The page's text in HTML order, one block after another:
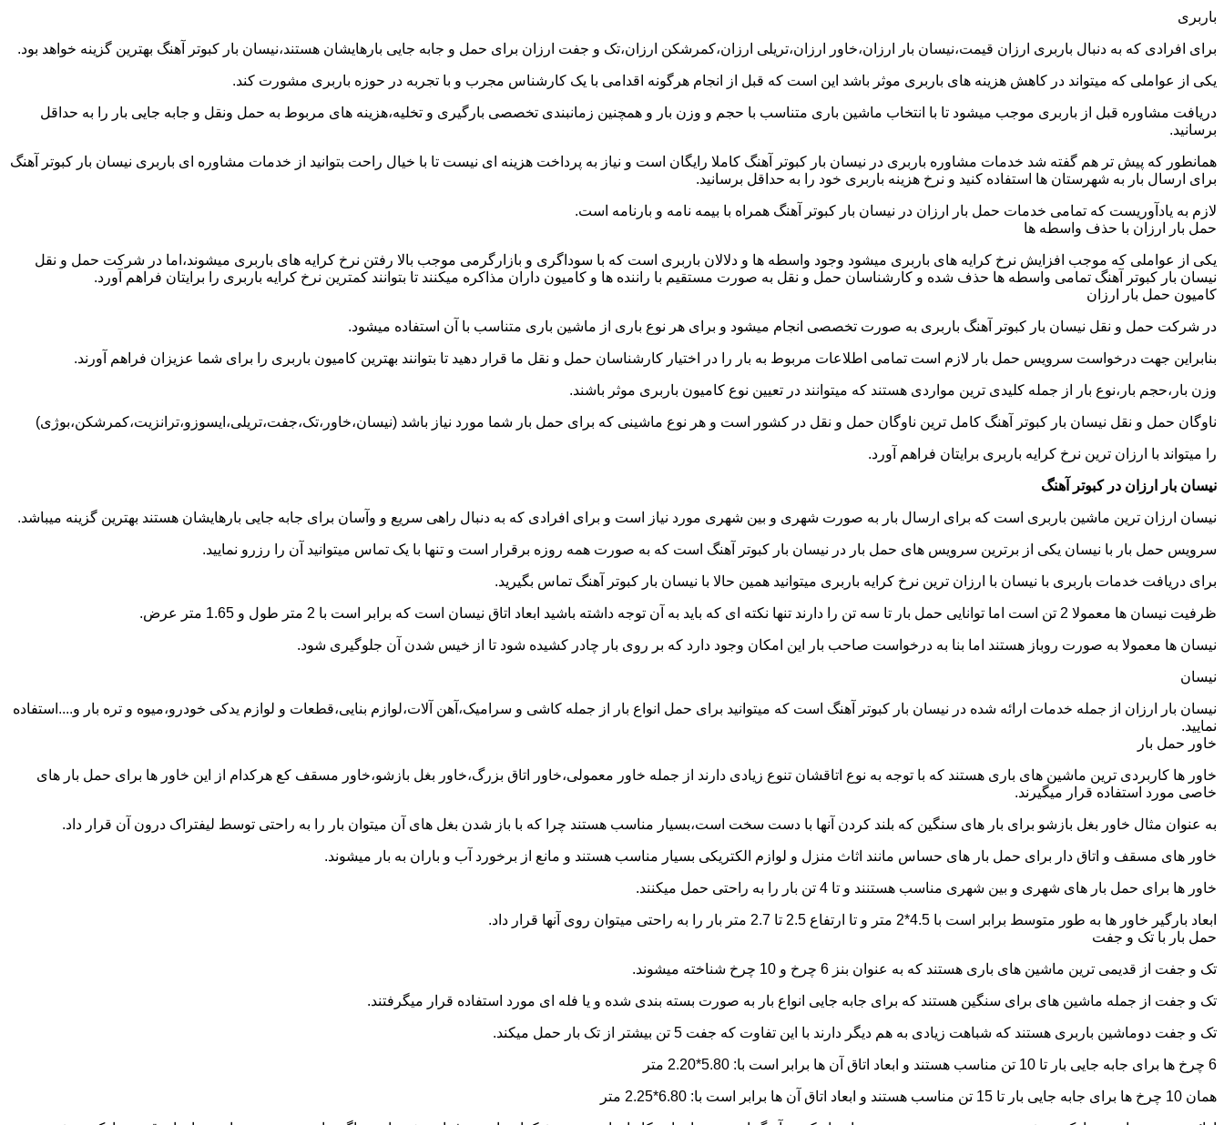
باربری
برای افرادی که به دنبال باربری ارزان قیمت،نیسان بار ارزان،خاور ارزان،تریلی ارزان،کمرشکن ارزان،تک و جفت ارزان برای حمل و جابه جایی بارهایشان هستند،نیسان بار کبوتر آهنگ بهترین گزینه خواهد بود.
یکی از عواملی که میتواند در کاهش هزینه های باربری موثر باشد این است که قبل از انجام هرگونه اقدامی با یک کارشناس مجرب و با تجربه در حوزه باربری مشورت کند.
دریافت مشاوره قبل از باربری موجب میشود تا با انتخاب ماشین باری متناسب با حجم و وزن بار و همچنین زمانبندی تخصصی بارگیری و تخلیه،هزینه های مربوط به حمل ونقل و جابه جایی بار را به حداقل
برسانید.
همانطور که پیش تر هم گفته شد خدمات مشاوره باربری در نیسان بار کبوتر آهنگ کاملا رایگان است و نیاز به پرداخت هزینه ای نیست تا با خیال راحت بتوانید از خدمات مشاوره ای باربری نیسان بار کبوتر آهنگ
برای ارسال بار به شهرستان ها استفاده کنید و نرخ هزینه باربری خود را به حداقل برسانید.
لازم به یادآوریست که تمامی خدمات حمل بار ارزان در نیسان بار کبوتر آهنگ همراه با بیمه نامه و بارنامه است.
حمل بار ارزان با حذف واسطه ها
یکی از عواملی که موجب افزایش نرخ کرایه های باربری میشود وجود واسطه ها و دلالان باربری است که با سوداگری و بازارگرمی موجب بالا رفتن نرخ کرایه های باربری میشوند،اما در شرکت حمل و نقل
نیسان بار کبوتر آهنگ تمامی واسطه ها حذف شده و کارشناسان حمل و نقل به صورت مستقیم با راننده ها و کامیون داران مذاکره میکنند تا بتوانند کمترین نرخ کرایه باربری را برایتان فراهم آورد.
کامیون حمل بار ارزان
در شرکت حمل و نقل نیسان بار کبوتر آهنگ باربری به صورت تخصصی انجام میشود و برای هر نوع باری از ماشین باری متناسب با آن استفاده میشود.
بنابراین جهت درخواست سرویس حمل بار لازم است تمامی اطلاعات مربوط به بار را در اختیار کارشناسان حمل و نقل ما قرار دهید تا بتوانند بهترین کامیون باربری را برای شما عزیزان فراهم آورند.
وزن بار،حجم بار،نوع بار از جمله کلیدی ترین مواردی هستند که میتوانند در تعیین نوع کامیون باربری موثر باشند.
ناوگان حمل و نقل نیسان بار کبوتر آهنگ کامل ترین ناوگان حمل و نقل در کشور است و هر نوع ماشینی که برای حمل بار شما مورد نیاز باشد (نیسان،خاور،تک،جفت،تریلی،ایسوزو،ترانزیت،کمرشکن،بوژی)
را میتواند با ارزان ترین نرخ کرایه باربری برایتان فراهم آورد.
نیسان بار ارزان در کبوتر آهنگ
نیسان ارزان ترین ماشین باربری است که برای ارسال بار به صورت شهری و بین شهری مورد نیاز است و برای افرادی که به دنبال راهی سریع و وآسان برای جابه جایی بارهایشان هستند بهترین گزینه میباشد.
سرویس حمل بار با نیسان یکی از برترین سرویس های حمل بار در نیسان بار کبوتر آهنگ است که به صورت همه روزه برقرار است و تنها با یک تماس میتوانید آن را رزرو نمایید.
برای دریافت خدمات باربری با نیسان با ارزان ترین نرخ کرایه باربری میتوانید همین حالا با نیسان بار کبوتر آهنگ تماس بگیرید.
ظرفیت نیسان ها معمولا 2 تن است اما توانایی حمل بار تا سه تن را دارند تنها نکته ای که باید به آن توجه داشته باشید ابعاد اتاق نیسان است که برابر است با 2 متر طول و 1.65 متر عرض.
نیسان ها معمولا به صورت روباز هستند اما بنا به درخواست صاحب بار این امکان وجود دارد که بر روی بار چادر کشیده شود تا از خیس شدن آن جلوگیری شود.
نیسان
نیسان بار ارزان از جمله خدمات ارائه شده در نیسان بار کبوتر آهنگ است که میتوانید برای حمل انواع بار از جمله کاشی و سرامیک،آهن آلات،لوازم بنایی،قطعات و لوازم یدکی خودرو،میوه و تره بار و....استفاده
نمایید.
خاور حمل بار
خاور ها کاربردی ترین ماشین های باری هستند که با توجه به نوع اتاقشان تنوع زیادی دارند از جمله خاور معمولی،خاور اتاق بزرگ،خاور بغل بازشو،خاور مسقف کع هرکدام از این خاور ها برای حمل بار های
خاصی مورد استفاده قرار میگیرند.
به عنوان مثال خاور بغل بازشو برای بار های سنگین که بلند کردن آنها با دست سخت است،بسیار مناسب هستند چرا که با باز شدن بغل های آن میتوان بار را به راحتی توسط لیفتراک درون آن قرار داد.
خاور های مسقف و اتاق دار برای حمل بار های حساس مانند اثاث منزل و لوازم الکتریکی بسیار مناسب هستند و مانع از برخورد آب و باران به بار میشوند.
خاور ها برای حمل بار های شهری و بین شهری مناسب هستنند و تا 4 تن بار را به راحتی حمل میکنند.
ابعاد بارگیر خاور ها به طور متوسط برابر است با 4.5*2 متر و تا ارتفاع 2.5 تا 2.7 متر بار را به راحتی میتوان روی آنها قرار داد.
حمل بار با تک و جفت
تک و جفت از قدیمی ترین ماشین های باری هستند که به عنوان بنز 6 چرخ و 10 چرخ شناخته میشوند.
تک و جفت از جمله ماشین های برای سنگین هستند که برای جابه جایی انواع بار به صورت بسته بندی شده و یا فله ای مورد استفاده قرار میگرفتند.
تک و جفت دوماشین باربری هستند که شباهت زیادی به هم دیگر دارند با این تفاوت که جفت 5 تن بیشتر از تک بار حمل میکند.
6 چرخ ها برای جابه جایی بار تا 10 تن مناسب هستند و ابعاد اتاق آن ها برابر است با: 5.80*2.20 متر
همان 10 چرخ ها برای جابه جایی بار تا 15 تن مناسب هستند و ابعاد اتاق آن ها برابر است با: 6.80*2.25 متر